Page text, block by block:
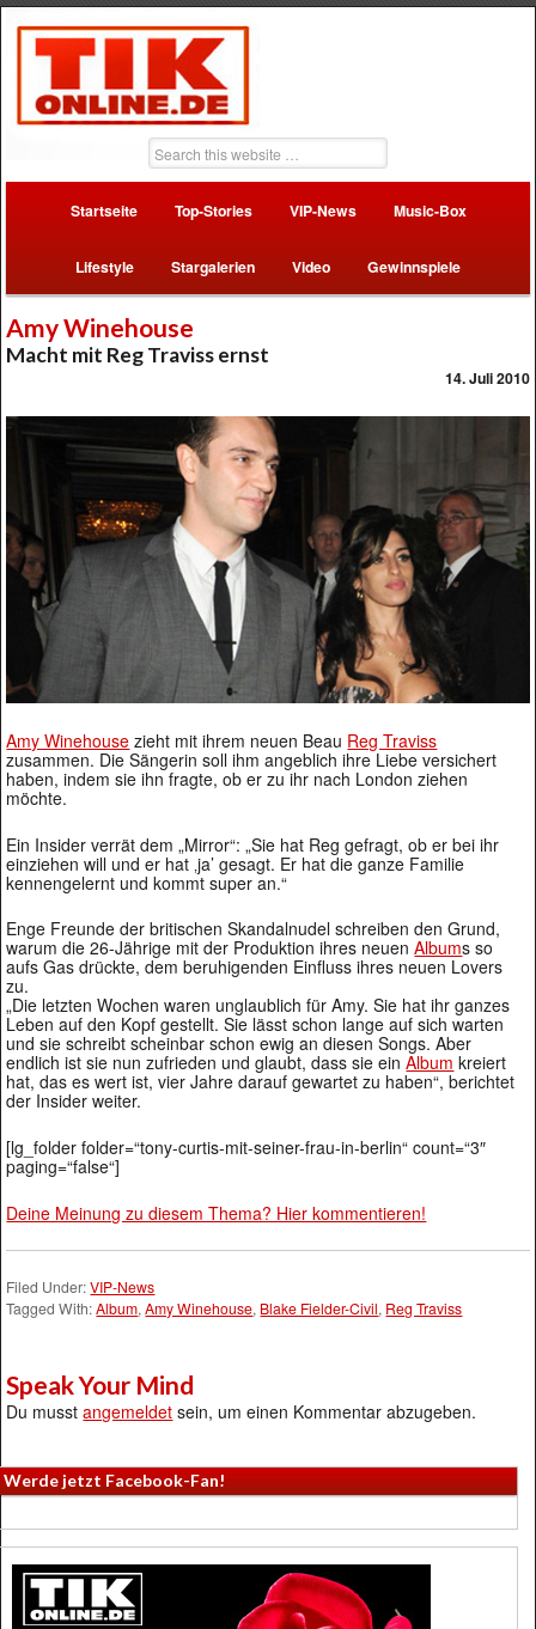
Startseite Top-Stories VIP-News Music-Box
Lifestyle Stargalerien Video Gewinnspiele
Amy Winehouse
Macht mit Reg Traviss ernst
14. Juli 2010
Amy Winehouse zieht mit ihrem neuen Beau Reg Traviss
zusammen. Die Sängerin soll ihm angeblich ihre Liebe versichert
haben, indem sie ihn fragte, ob er zu ihr nach London ziehen
möchte.
Ein Insider verrät dem „Mirror“: „Sie hat Reg gefragt, ob er bei ihr
einziehen will und er hat ‚ja’ gesagt. Er hat die ganze Familie
kennengelernt und kommt super an.“
Enge Freunde der britischen Skandalnudel schreiben den Grund,
warum die 26-Jährige mit der Produktion ihres neuenAlbums so
aufs Gas drückte, dem beruhigenden Einfluss ihres neuen Lovers
zu.
„Die letzten Wochen waren unglaublich für Amy. Sie hat ihr ganzes
Leben auf den Kopf gestellt. Sie lässt schon lange auf sich warten
und sie schreibt scheinbar schon ewig an diesen Songs. Aber
endlich ist sie nun zufrieden und glaubt, dass sie einAlbum kreiert
hat, das es wert ist, vier Jahre darauf gewartet zu haben“, berichtet
der Insider weiter.
[lg_folder folder=“tony-curtis-mit-seiner-frau-in-berlin“ count=“3″
paging=“false“]
Deine Meinung zu diesem Thema? Hier kommentieren!
Filed Under:VIP-News
Tagged With:Album,Amy Winehouse, Blake Fielder-Civil, Reg Traviss
Speak Your Mind
Du musstangemeldet sein, um einen Kommentar abzugeben.
Werde jetzt Facebook-Fan!